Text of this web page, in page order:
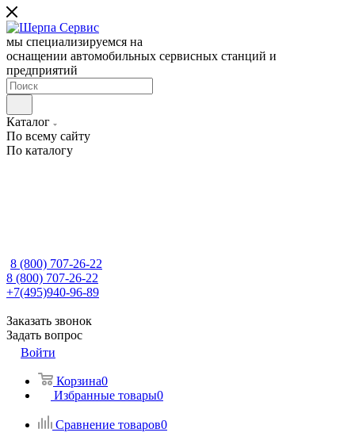
мы специализируемся на
оснащении автомобильных сервисных станций и
предприятий
Каталог
По всему сайту
По каталогу
8 (800) 707-26-22
8 (800) 707-26-22
+7(495)940-96-89
Заказать звонок
Задать вопрос
Войти
Корзина0
Избранные товары0
Сравнение товаров0